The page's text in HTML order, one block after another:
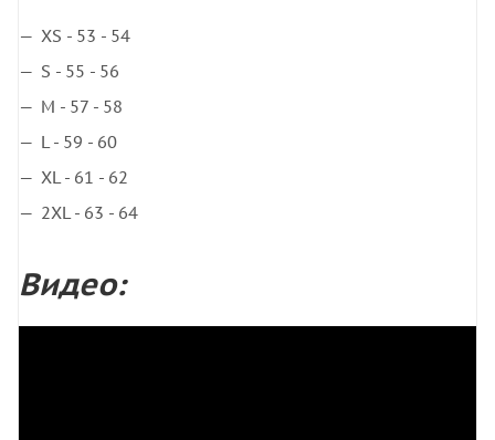
XS - 53 - 54
S - 55 - 56
M - 57 - 58
L - 59 - 60
XL - 61 - 62
2XL - 63 - 64
Видео: